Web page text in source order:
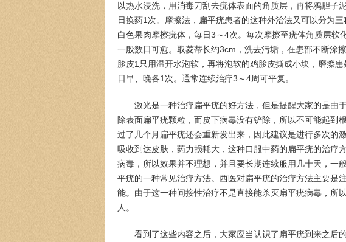
以热水浸洗，用消毒刀刮去疣体表面的角质层，再将鸦胆子
日换药1次。摩擦法，扁平疣患者的这种外治法又可以分为
白色果肉摩擦疣体，每日3～4次。每次摩擦至疣体角质层软
一般数日可愈。取菱蒂长约3cm，洗去污垢，在患部不断涂
胗皮1只用温开水泡软，再将泡软的鸡胗皮撕成小块，磨擦
日早、晚各1次。通常连续治疗3～4周可平复。
激光是一种治疗扁平疣的好方法，但是提醒大家的是由
除表面扁平疣颗粒，而皮下病毒没有铲除，所以不可能起到
过了几个月扁平疣还会重新发出来，因此建议是进行多次的
吸收到达皮肤，药力损耗大，这种口服中药的扁平疣的治疗
病毒，所以效果并不理想，并且要长期连续服用几十天，一
平疣的一种常见治疗方法。西医对扁平疣的治疗方法主要是
能。由于这一种间接性治疗不是直接能杀灭扁平疣病毒，所
人。
看到了这些内容之后，大家应当认识了扁平疣到来之后